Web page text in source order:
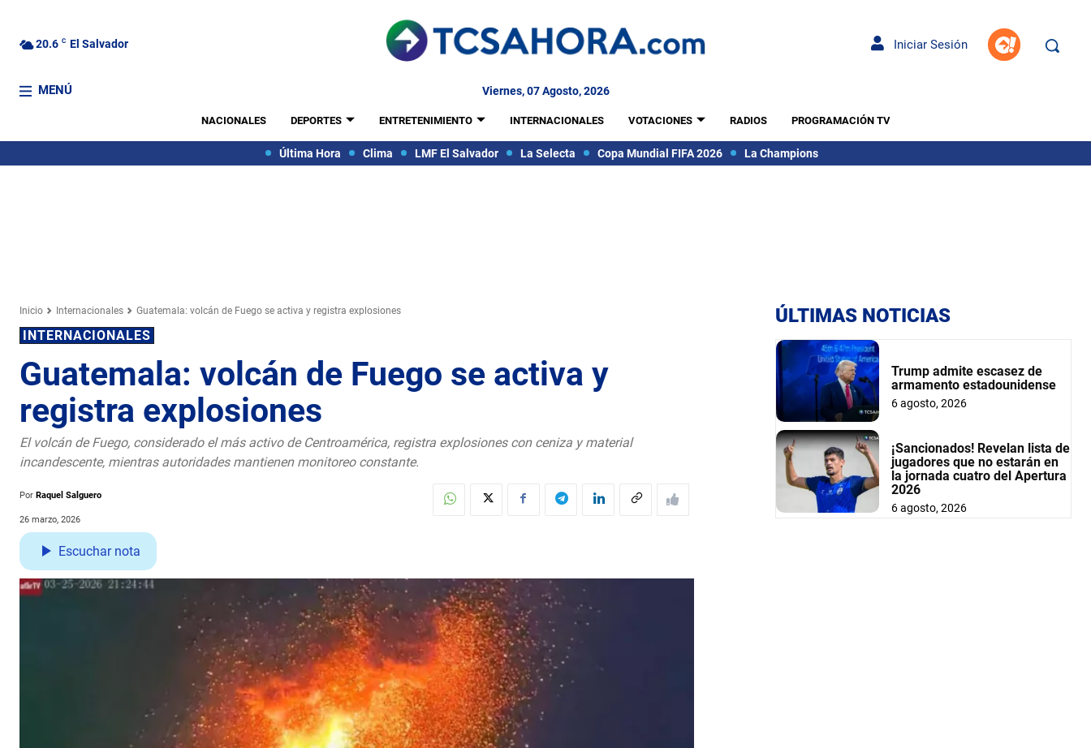
20.6 C El Salvador Iniciar Sesión
MENÚ Viernes, 07 Agosto, 2026
NACIONALES DEPORTES ENTRETENIMIENTO INTERNACIONALES VOTACIONES RADIOS PROGRAMACIÓN TV
Última Hora Clima LMF El Salvador La Selecta Copa Mundial FIFA 2026 La Champions
Inicio Internacionales Guatemala: volcán de Fuego se activa y registra explosiones
INTERNACIONALES
Guatemala: volcán de Fuego se activa y
registra explosiones
El volcán de Fuego, considerado el más activo de Centroamérica, registra explosiones con ceniza y material
incandescente, mientras autoridades mantienen monitoreo constante.
Por Raquel Salguero
26 marzo, 2026
Escuchar nota
ÚLTIMAS NOTICIAS
Trump admite escasez de
armamento estadounidense
6 agosto, 2026
¡Sancionados! Revelan lista de
jugadores que no estarán en
la jornada cuatro del Apertura
2026
6 agosto, 2026